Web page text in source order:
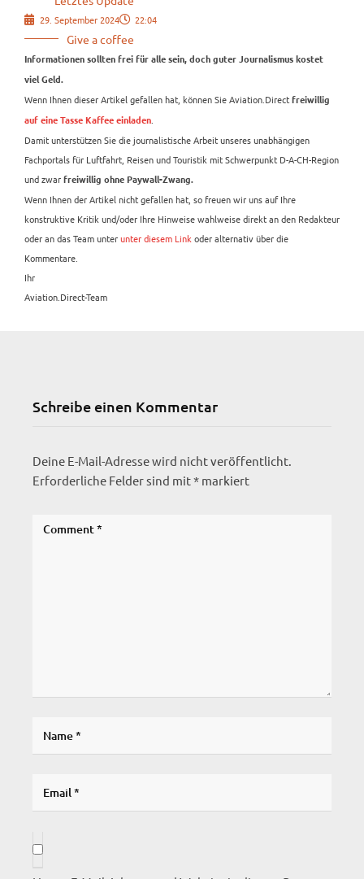
29. September 2024 22:04
Give a coffee
Informationen sollten frei für alle sein, doch guter Journalismus kostet
viel Geld.
Wenn Ihnen dieser Artikel gefallen hat, können Sie Aviation.Direct freiwillig
auf eine Tasse Kaffee einladen
Damit unterstützen Sie die journalistische Arbeit unseres unabhängigen
Fachportals für Luftfahrt, Reisen und Touristik mit Schwerpunkt D-A-CH-Region
und zwar freiwillig ohne Paywall-Zwang.
Wenn Ihnen der Artikel nicht gefallen hat, so freuen wir uns auf Ihre
konstruktive Kritik und/oder Ihre Hinweise wahlweise direkt an den Redakteur
oder an das Team unterunter diesem Link oder alternativ über die
Kommentare.
Ihr
Aviation.Direct-Team
Schreibe einen Kommentar
Deine E-Mail-Adresse wird nicht veröffentlicht.
Erforderliche Felder sind mit* markiert